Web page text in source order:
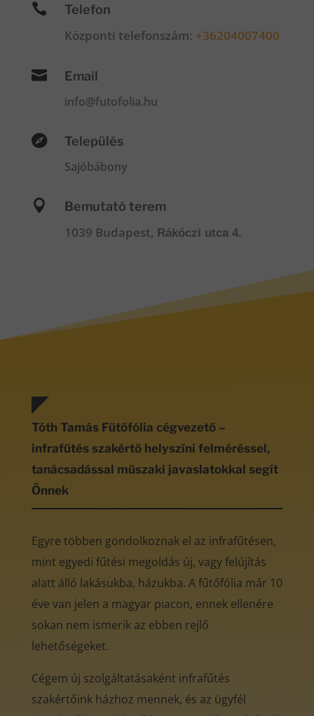
 Telefon
Központi telefonszám: +36204007400
 Email
info@futofolia.hu
 Település
Sajóbábony
 Bemutató terem
1039 Budapest, Rákóczi utca 4.
Tóth Tamás Fűtőfólia cégvezető –
infrafűtés szakértő helyszíni felméréssel,
tanácsadással műszaki javaslatokkal segít
Önnek
Egyre többen gondolkoznak el az infrafűtésen,
mint egyedi fűtési megoldás új, vagy felújítás
alatt álló lakásukba, házukba. A fűtőfólia már 10
éve van jelen a magyar piacon, ennek ellenére
sokan nem ismerik az ebben rejlő
lehetőségeket.
Cégem új szolgáltatásaként infrafűtés
szakértőink házhoz mennek, és az ügyfél